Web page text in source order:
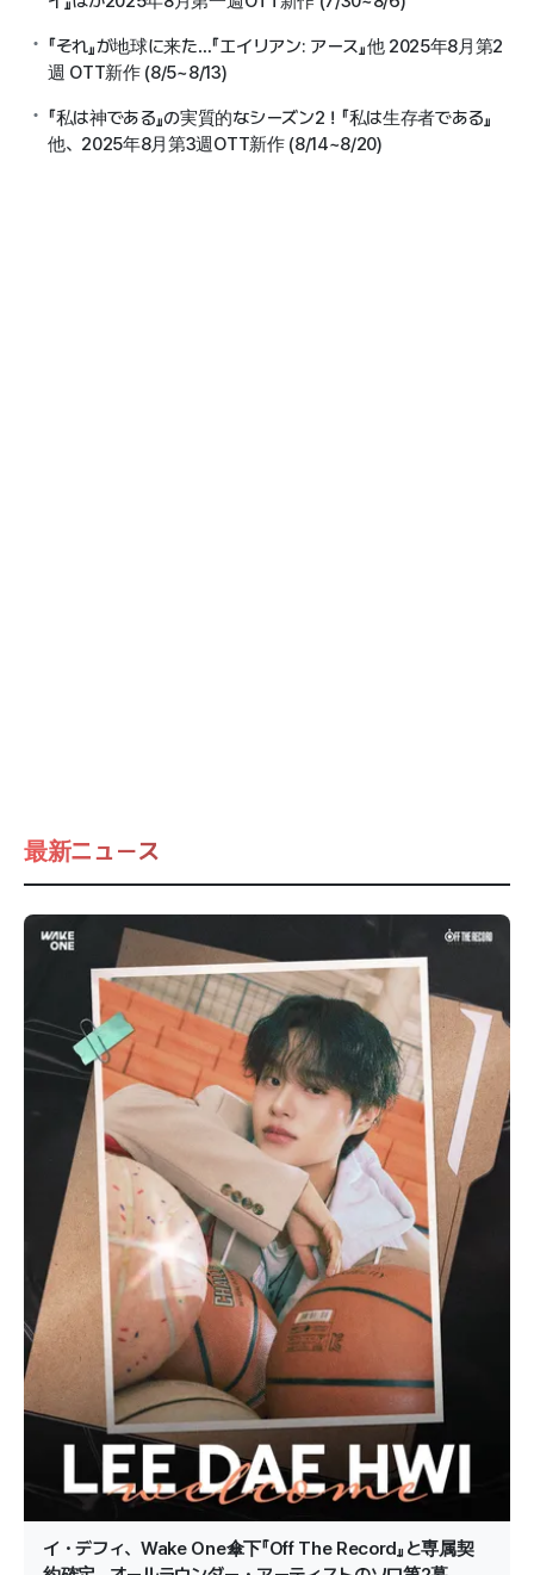
『それ』が地球に来た…『エイリアン: アース』他 2025年8月第2
週 OTT新作 (8/5~8/13)
『私は神である』の実質的なシーズン2！『私は生存者である』
他、2025年8月第3週OTT新作 (8/14~8/20)
最新ニュース
イ・デフィ、Wake One傘下『Off The Record』と専属契